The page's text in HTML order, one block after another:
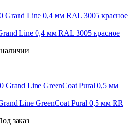
Line 0,4 мм RAL 3005 красное
Line GreenСoat Pural 0,5 мм RR
заказ